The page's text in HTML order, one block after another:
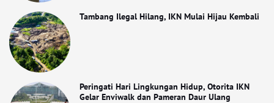
Tambang Ilegal Hilang, IKN Mulai Hijau Kembali
Peringati Hari Lingkungan Hidup, Otorita IKN
Gelar Enviwalk dan Pameran Daur Ulang